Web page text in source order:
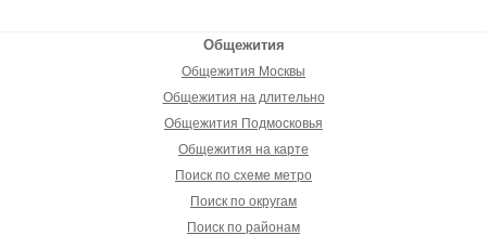
Общежития
Общежития Москвы
Общежития на длительно
Общежития Подмосковья
Общежития на карте
Поиск по схеме метро
Поиск по округам
Поиск по районам